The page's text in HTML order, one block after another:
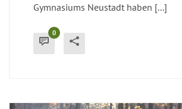
Gymnasiums Neustadt haben [...]
0